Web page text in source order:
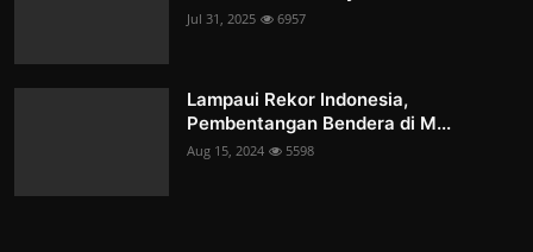
Jul 31, 2025 6957
Lampaui Rekor Indonesia,
Pembentangan Bendera di M...
Aug 15, 2024 5598